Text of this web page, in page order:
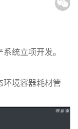
统立项开发。
环境容器耗材管